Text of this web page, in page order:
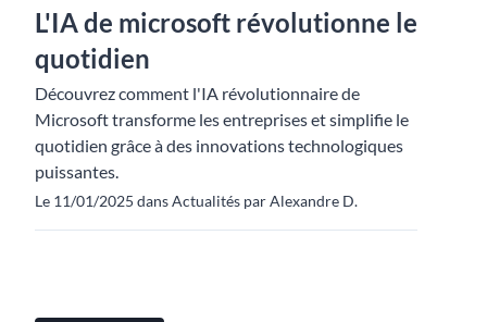
L'IA de microsoft révolutionne le
quotidien
Découvrez comment l'IA révolutionnaire de
Microsoft transforme les entreprises et simplifie le
quotidien grâce à des innovations technologiques
puissantes.
Le 11/01/2025 dans Actualités par Alexandre D.